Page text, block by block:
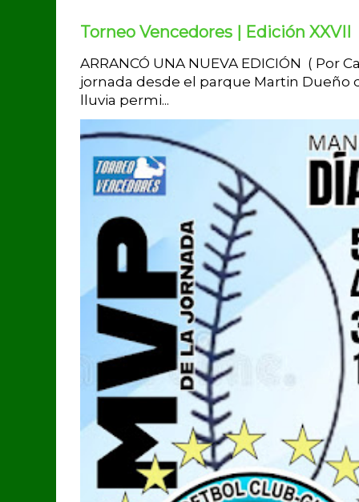
Torneo Vencedores | Edición XXVII
ARRANCÓ UNA NUEVA EDICIÓN ( Por
jornada desde el parque Martin Dueño
lluvia permi...